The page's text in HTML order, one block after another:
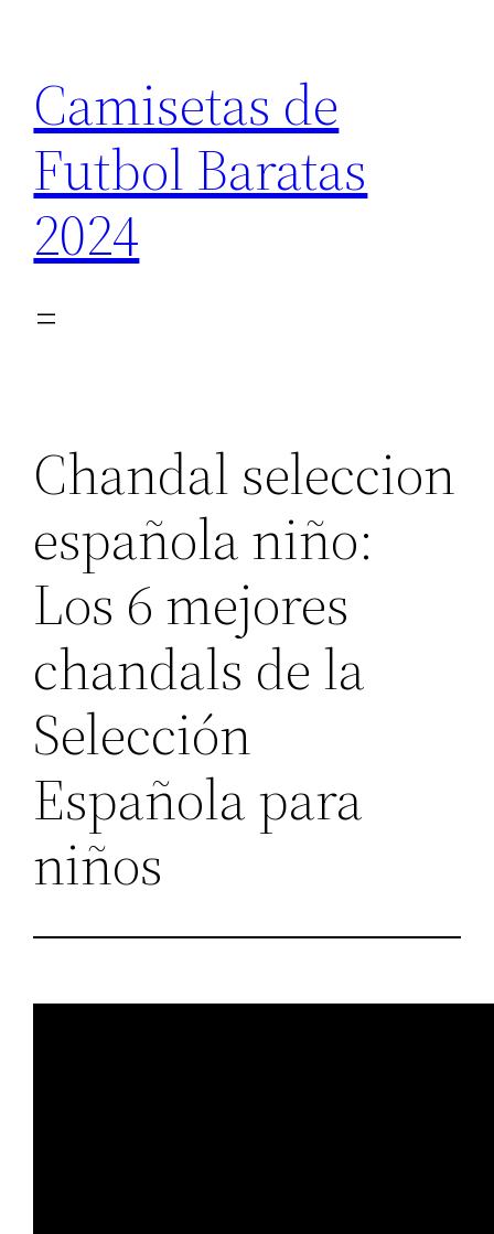
contenido
Camisetas de
Futbol Baratas
2024
Chandal seleccion
española niño:
Los 6 mejores
chandals de la
Selección
Española para
niños